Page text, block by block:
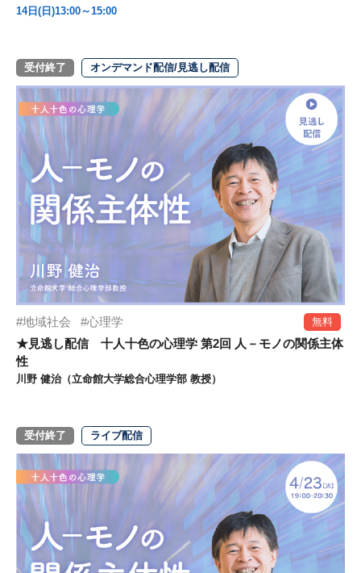
14日(日)13:00～15:00
受付終了 オンデマンド配信/見逃し配信
地域社会
心理学
★見逃し配信 十人十色の心理学 第2回 人－モノの関係主体
性
川野 健治（立命館大学総合心理学部 教授）
無料
受付終了 ライブ配信